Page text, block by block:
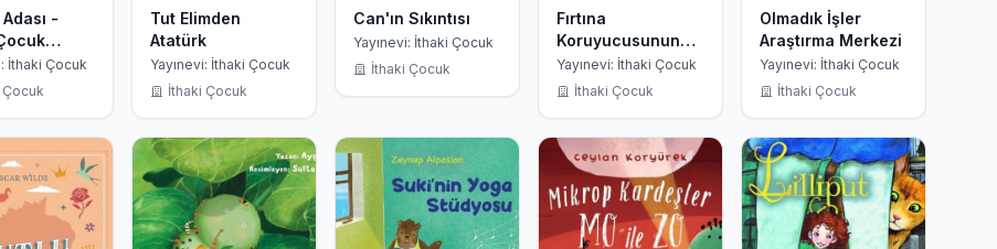
-
İthaki Çocuk
Çocuk
Tut Elimden
Atatürk
Yayınevi: İthaki Çocuk
İthaki Çocuk
Can'ın Sıkıntısı
Yayınevi: İthaki Çocuk
İthaki Çocuk
Fırtına
Koruyucusunun
Adası
Yayınevi: İthaki Çocuk
İthaki Çocuk
Olmadık İşler
Araştırma Merkezi
Yayınevi: İthaki Çocuk
İthaki Çocuk